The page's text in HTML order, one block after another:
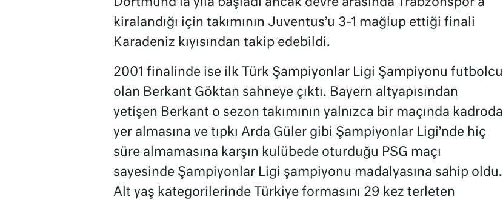
Dortmund’la yıla başladı ancak devre arasında Trabzonspor’a
kiralandığı için takımının Juventus’u 3-1 mağlup ettiği finali
Karadeniz kıyısından takip edebildi.
2001 finalinde ise ilk Türk Şampiyonlar Ligi Şampiyonu futbolcu
olan Berkant Göktan sahneye çıktı. Bayern altyapısından
yetişen Berkant o sezon takımının yalnızca bir maçında kadroda
yer almasına ve tıpkı Arda Güler gibi Şampiyonlar Ligi’nde hiç
süre almamasına karşın kulübede oturduğu PSG maçı
sayesinde Şampiyonlar Ligi şampiyonu madalyasına sahip oldu.
Alt yaş kategorilerinde Türkiye formasını 29 kez terleten